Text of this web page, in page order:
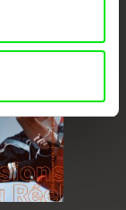
DOK Leipzig